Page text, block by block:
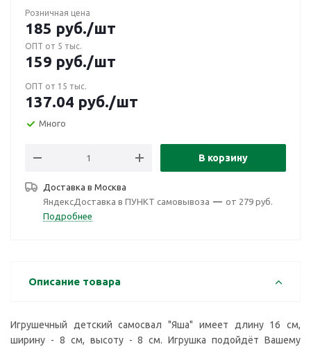
Розничная цена
185 руб./шт
ОПТ от 5 тыс.
159 руб./шт
ОПТ от 15 тыс.
137.04 руб./шт
Много
В корзину
Доставка в Москва
ЯндексДоставка в ПУНКТ самовывоза — от 279 руб.
Подробнее
Описание товара
Игрушечный детский самосвал "Яша" имеет длину 16 см,
ширину - 8 см, высоту - 8 см. Игрушка подойдёт Вашему